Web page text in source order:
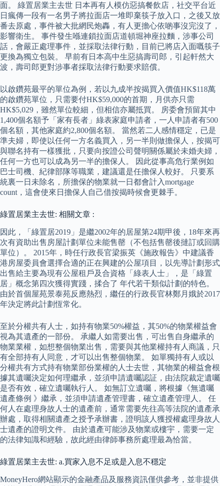
面。 綠置居業主去世 日本再有人模仿惡搞餐飲店，社交平台近
日瘋傳一段有一名男子將拉面店一堆即棄筷子放入口，之後又放
番去原處，事件被大批網民炮轟，有人更擔心依啲事沒完沒了，
影響衛生。 事件發生喺連鎖拉面店道頓堀神座拉麵，涉事公司
話，會嚴正處理事件，並採取法律行動，目前已將店入面嘅筷子
更換為獨立包裝。 早前有日本高中生惡搞壽司郎，引起軒然大
波，壽司郎更對涉事者採取法律行動要求賠償。
以啟鑽苑最平的單位為例，若以九成半按揭買入價值HK$118萬
的啟鑽苑單位，只需要付HK$59,000的首期，月供亦只需
HK$5,029，雖然單位較細，但相信亦屬抵買。 房委會預留其中
1,400個名額予「家有長者」綠表家庭申請者，一人申請者有500
個名額，其他家庭約2,800個名額。 當然若二人感情穩定，已是
準夫婦，即使以任何一方名義買入，另一半則做擔保人，按揭可
與聯名持有一樣獲批，只要向按證公司聲明關係屬於未婚夫婦，
任何一方也可以成為另一半的擔保人。 因此從事高危行業例如
巴士司機、紀律部隊等職業，建議還是任擔保人較好。 只要系
統裏一日未除名，所擔保的物業就一日都會計入mortgage
count，這會使來日擔保人自己借按揭時候會更棘手。
綠置居業主去世: 相關文章 :
因此，「綠置居2019」是繼2002年的居屋第24期甲後，18年來再
次有資助出售房屋計劃單位未能售罄（不包括售罄後撻訂或回購
單位）。 2015年，時任行政長官梁振英《施政報告》中建議香
港房屋委員會選擇合適的正在興建的公屋項目，以先導計劃形式
出售給主要為現有公屋租戶及合資格「綠表人士」，是「綠置
居」概念第四次獲得實踐，揉合了 年代若干類似計劃的特色。
由於首個屋苑景泰苑反應熱烈，繼任的行政長官林鄭月娥於2017
年決定將此計劃恆常化。
至於分權共有人士，如持有物業50%權益，其50%的物業權益會
視為其遺產的一部份。 承繼人如需要出售，可出售自身繼承的
物業業權，如想整個物業出售，需要與其他業權持有人商議，只
有全部持有人同意，才可以出售整個物業。 如單獨持有人或以
分權共有方式持有物業部份業權的人士去世，其物業的權益會根
據其遺囑決定如何理繼承，並須申請遺囑認証，由法院裁定遺囑
是否有效，確立遺囑執行人。 如無訂立遺囑，將根據《無遺囑
遺產條例 》繼承，並須申請遺產管理書，確立遺產管理人。 任
何人在處理身故人士的遺產前，通常需要先往高等法院的遺產承
辦處，取得相關遺產之授予承辦書，證明該人獲授權處理身故人
士遺產的證明文件。 由於遺產可能涉及物業或樓宇，需要一定
的法律知識和經驗，故此經由律師事務所處理最為恰當。
綠置居業主去世: a.買家入息不足或是入息不穩定
MoneyHero網站顯示的金融產品及服務資訊僅供參考，並非提供